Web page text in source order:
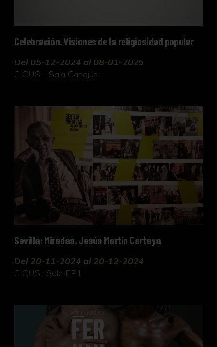
Celebración. Visiones de la religiosidad popular
Del 05-12-2024 al 08-01-2025
CICUS - Sala Casajús
Sevilla: Miradas. Jesús Martín Cartaya
Sevilla: Miradas. Jesús Martín Cartaya
Del 20-11-2024 al 20-12-2024
CICUS- Sala EP1
Gregorio Fernández y Martínez Montañés. El